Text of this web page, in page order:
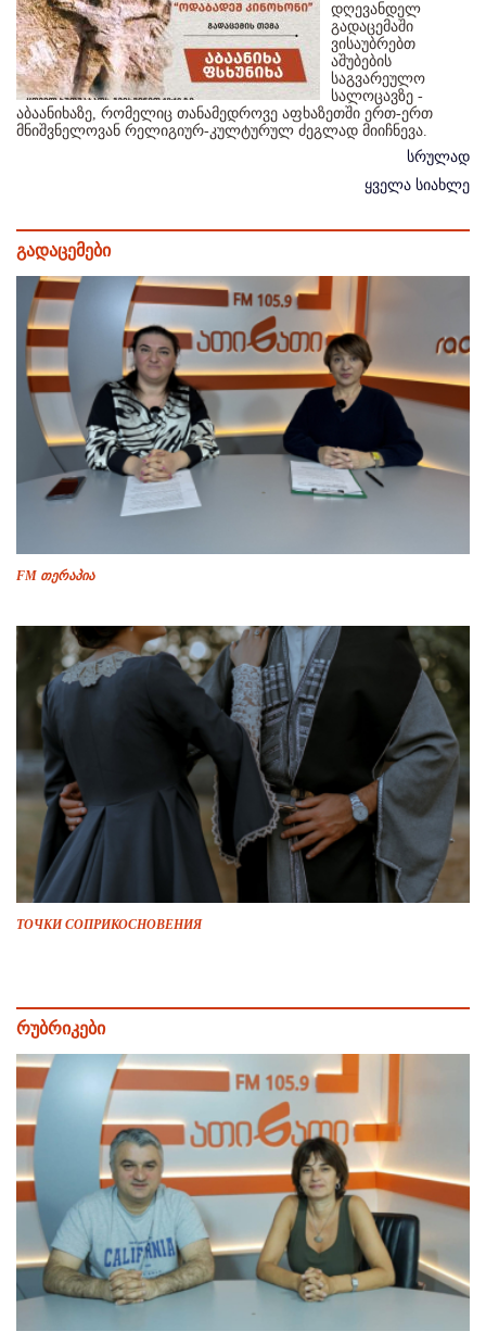
დღევანდელ
გადაცემაში
ვისაუბრებთ
აშუბების
საგვარეულო
სალოცავზე -
აბაანიხაზე, რომელიც თანამედროვე აფხაზეთში ერთ-ერთ
მნიშვნელოვან რელიგიურ-კულტურულ ძეგლად მიიჩნევა.
სრულად
ყველა სიახლე
გადაცემები
FM თერაპია
ТОЧКИ СОПРИКОСНОВЕНИЯ
რუბრიკები